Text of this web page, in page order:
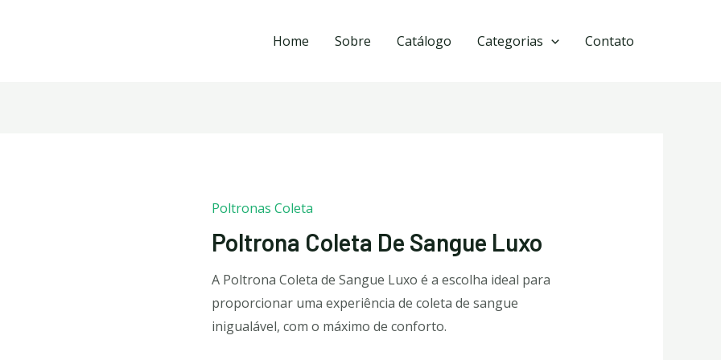
Home Sobre Catálogo Categorias Contato
Poltronas Coleta
Poltrona Coleta De Sangue Luxo
A Poltrona Coleta de Sangue Luxo é a escolha ideal para
proporcionar uma experiência de coleta de sangue
inigualável, com o máximo de conforto.